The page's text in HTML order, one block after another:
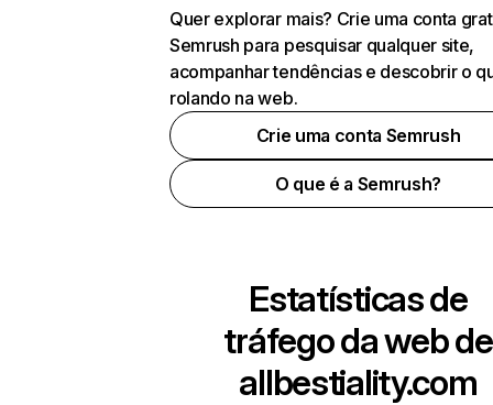
Quer explorar mais? Crie uma conta
Semrush para pesquisar qualquer site,
acompanhar tendências e descobrir o
rolando na web.
Crie uma conta Semrush
O que é a Semrush?
Estatísticas de
tráfego da web de
allbestiality.com